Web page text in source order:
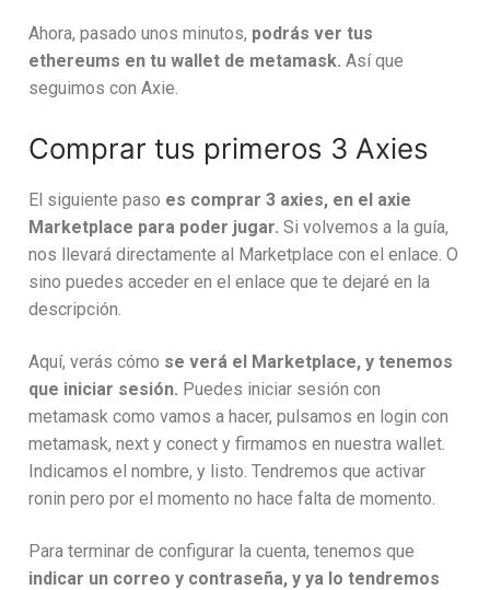
Ahora, pasado unos minutos, podrás ver tus
ethereums en tu wallet de metamask. Así que
seguimos con Axie.
Comprar tus primeros 3 Axies
El siguiente paso es comprar 3 axies, en el axie
Marketplace para poder jugar. Si volvemos a la guía,
nos llevará directamente al Marketplace con el enlace. O
sino puedes acceder en el enlace que te dejaré en la
descripción.
Aquí, verás cómo se verá el Marketplace, y tenemos
que iniciar sesión. Puedes iniciar sesión con
metamask como vamos a hacer, pulsamos en login con
metamask, next y conect y firmamos en nuestra wallet.
Indicamos el nombre, y listo. Tendremos que activar
ronin pero por el momento no hace falta de momento.
Para terminar de configurar la cuenta, tenemos que
indicar un correo y contraseña, y ya lo tendremos